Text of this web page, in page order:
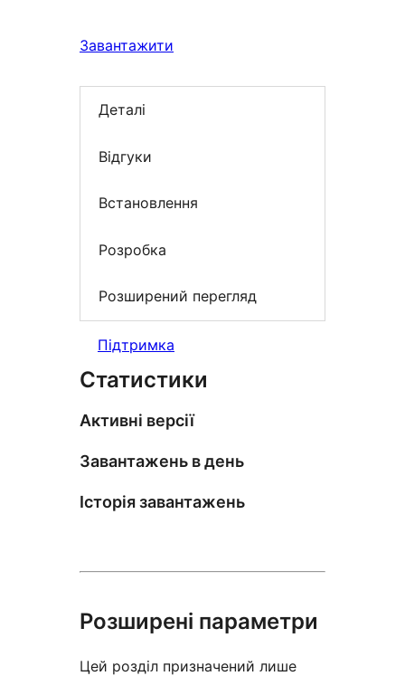
Завантажити
Деталі
Відгуки
Встановлення
Розробка
Розширений перегляд
Підтримка
Статистики
Активні версії
Завантажень в день
Історія завантажень
Розширені параметри
Цей розділ призначений лише